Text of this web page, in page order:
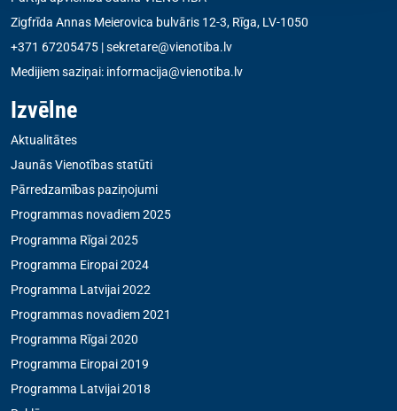
Zigfrīda Annas Meierovica bulvāris 12-3, Rīga, LV-1050
+371 67205475 |sekretare@vienotiba.lv
Medijiem saziņai: informacija@vienotiba.lv
Izvēlne
Aktualitātes
Jaunās Vienotības statūti
Pārredzamības paziņojumi
Programmas novadiem 2025
Programma Rīgai 2025
Programma Eiropai 2024
Programma Latvijai 2022
Programmas novadiem 2021
Programma Rīgai 2020
Programma Eiropai 2019
Programma Latvijai 2018